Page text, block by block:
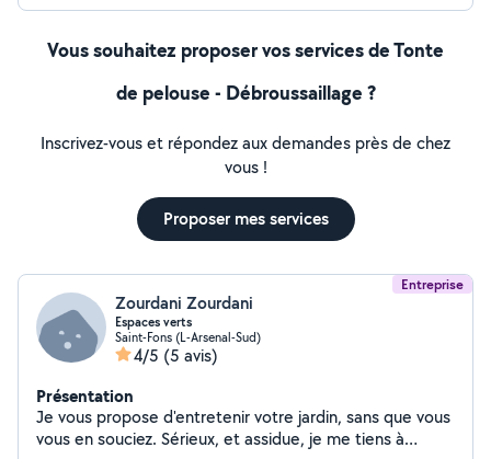
Vous souhaitez proposer vos services de Tonte
de pelouse - Débroussaillage ?
Inscrivez-vous et répondez aux demandes près de chez
vous !
Proposer mes services
Entreprise
Zourdani Zourdani
Espaces verts
Saint-Fons (L-Arsenal-Sud)
4/5 (5 avis)
Présentation
Je vous propose d'entretenir votre jardin, sans que vous
vous en souciez. Sérieux, et assidue, je me tiens à